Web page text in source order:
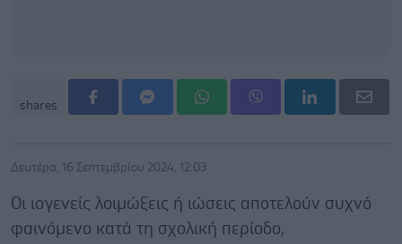
shares
Δευτέρα, 16 Σεπτεμβρίου 2024, 12:03
Οι ιογενείς λοιμώξεις ή ιώσεις αποτελούν συχνό
φαινόμενο κατά τη σχολική περίοδο,